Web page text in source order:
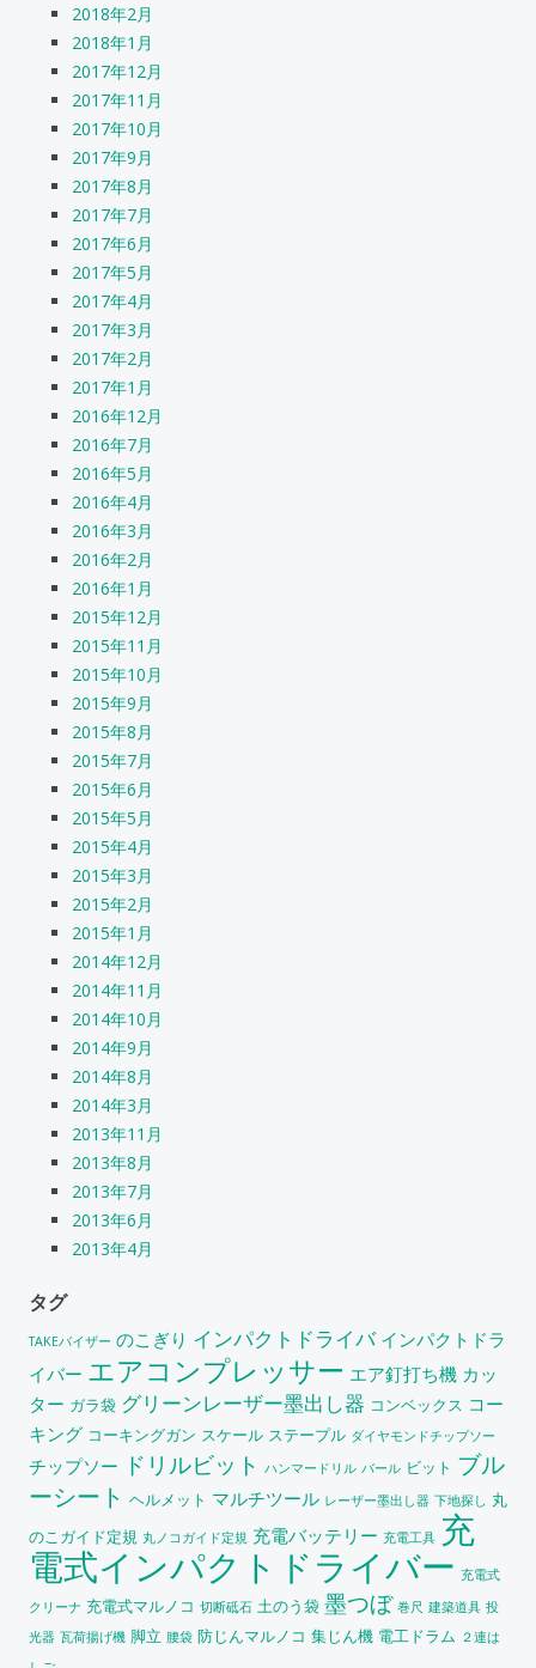
2018年2月
2018年1月
2017年12月
2017年11月
2017年10月
2017年9月
2017年8月
2017年7月
2017年6月
2017年5月
2017年4月
2017年3月
2017年2月
2017年1月
2016年12月
2016年7月
2016年5月
2016年4月
2016年3月
2016年2月
2016年1月
2015年12月
2015年11月
2015年10月
2015年9月
2015年8月
2015年7月
2015年6月
2015年5月
2015年4月
2015年3月
2015年2月
2015年1月
2014年12月
2014年11月
2014年10月
2014年9月
2014年8月
2014年3月
2013年11月
2013年8月
2013年7月
2013年6月
2013年4月
タグ
TAKEバイザー のこぎり インパクトドライバ インパクトドラ
イバー エアコンプレッサー エア釘打ち機 カッ
ター ガラ袋 グリーンレーザー墨出し器 コンベックス コー
キング コーキングガン スケール ステープル ダイヤモンドチップソー
チップソー ドリルビット ハンマードリル バール ビット ブル
ーシート ヘルメット マルチツール レーザー墨出し器 下地探し 丸
のこガイド定規 丸ノコガイド定規 充電バッテリー 充電工具 充
電式インパクトドライバー 充電式
クリーナ 充電式マルノコ 切断砥石 土のう袋 墨つぼ 巻尺 建築道具 投
光器 瓦荷揚げ機 脚立 腰袋 防じんマルノコ 集じん機 電工ドラム ２連は